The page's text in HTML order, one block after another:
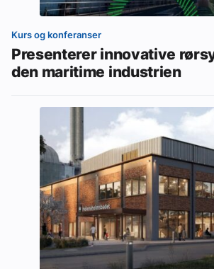
Kurs og konferanser
Presenterer innovative
den maritime industrien